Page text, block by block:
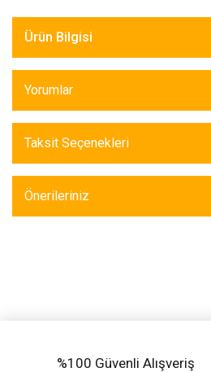
Ürün Bilgisi
Yorumlar
Taksit Seçenekleri
Önerileriniz
%100 Güvenli Alışveriş